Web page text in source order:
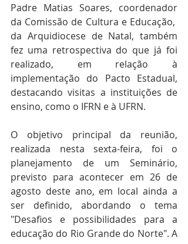
Padre Matias Soares, coordenador
da Comissão de Cultura e Educação,
da Arquidiocese de Natal, também
fez uma retrospectiva do que já foi
realizado, em relação à
implementação do Pacto Estadual,
destacando visitas a instituições de
ensino, como o IFRN e à UFRN.
O objetivo principal da reunião,
realizada nesta sexta-feira, foi o
planejamento de um Seminário,
previsto para acontecer em 26 de
agosto deste ano, em local ainda a
ser definido, abordando o tema
"Desafios e possibilidades para a
educação do Rio Grande do Norte". A